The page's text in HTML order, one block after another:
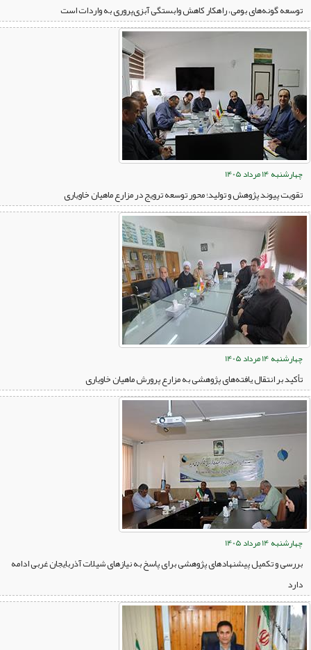
توسعه گونه‌های بومی، راهکار کاهش وابستگی آبزی‌پروری به واردات است
چهارشنبه 14 مرداد 1405
تقویت پیوند پژوهش و تولید؛ محور توسعه ترویج در مزارع ماهیان خاویاری
چهارشنبه 14 مرداد 1405
تأکید بر انتقال یافته‌های پژوهشی به مزارع پرورش ماهیان خاویاری
چهارشنبه 14 مرداد 1405
بررسی و تکمیل پیشنهادهای پژوهشی برای پاسخ به نیازهای شیلات آذربایجان غربی ادامه
دارد